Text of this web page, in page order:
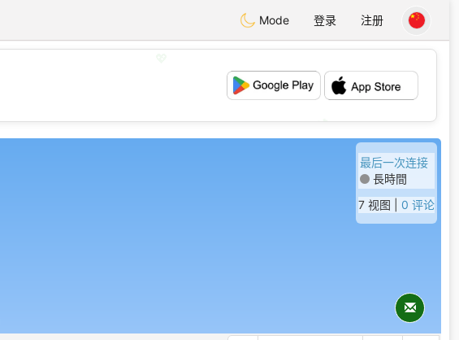
Mode 登录 注册
💕
最后一次连接
長時間
7 视图 | 0 评论